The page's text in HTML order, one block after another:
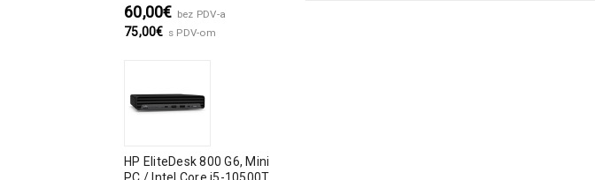
60,00€ bez PDV-a
75,00€ s PDV-om
HP EliteDesk 800 G6, Mini